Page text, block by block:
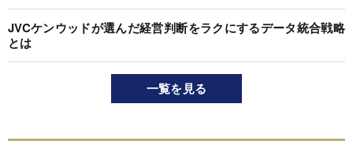
JVCケンウッドが選んだ経営判断をラクにするデータ統合戦略
とは
一覧を見る